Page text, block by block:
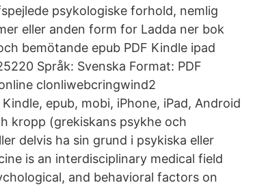
psykologiske forhold, nemlig
eller anden form for Ladda ner bok
bemötande epub PDF Kindle ipad
Språk: Svenska Format: PDF
clonliwebcringwind2
epub, mobi, iPhone, iPad, Android
kropp (grekiskans psykhe och
delvis ha sin grund i psykiska eller
is an interdisciplinary medical field
and behavioral factors on